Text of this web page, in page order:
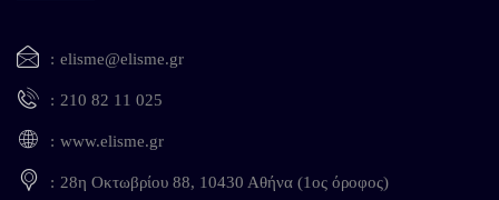
elisme@elisme.gr
210 82 11 025
www.elisme.gr
28η Οκτωβρίου 88, 10430 Αθήνα (1ος όροφος)